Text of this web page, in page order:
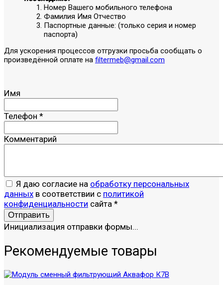
Номер Вашего мобильного телефона
Фамилия Имя Отчество
Паспортные данные: (только серия и номер
паспорта)
Для ускорения процессов отгрузки просьба сообщать о
произведённой оплате на filtermeb@gmail.com
Имя
Телефон *
Комментарий
Я даю согласие на обработку персональных
данных в соответствии с политикой
конфиденциальности сайта *
Отправить
Инициализация отправки формы...
Рекомендуемые товары